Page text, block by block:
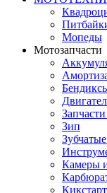
Мопеды
Мотозапчасти
Зип
Камеры